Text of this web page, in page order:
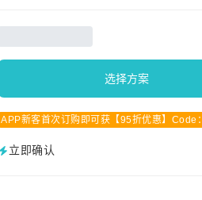
选择方案
APP新客首次订购即可获【95折优惠】Code：
立即确认